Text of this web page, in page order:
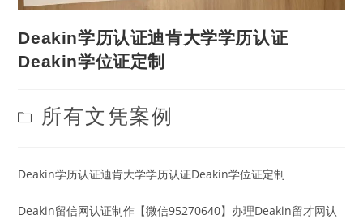
Deakin学历认证迪肯大学学历认证
Deakin学位证定制
Post
category:
所有文凭案例
Deakin学历认证迪肯大学学历认证Deakin学位证定制
Deakin留信网认证制作【微信95270640】办理Deakin留才网认